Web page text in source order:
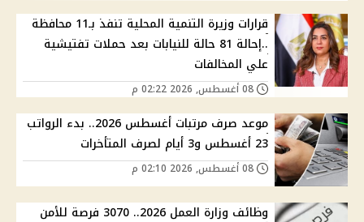
قرارات وزيرة التنمية المحلية تنفذ بـ11 محافظة
..إحالة 81 حالة للنيابات بعد حملات تفتيشية
علي المخالفات
موعد صرف مرتبات أغسطس 2026.. بدء الرواتب
23 أغسطس و3 أيام لصرف المتأخرات
وظائف وزارة العمل 2026.. 3070 فرصة للأمن